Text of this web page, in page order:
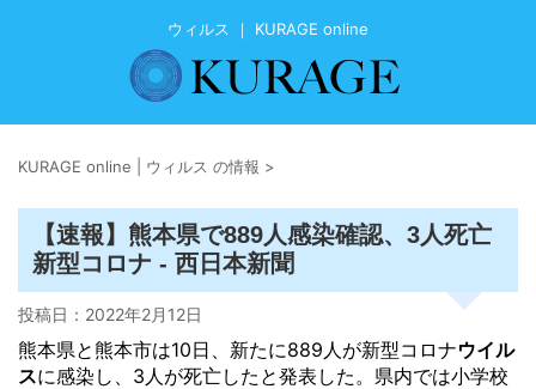
ウィルス ｜ KURAGE online
KURAGE online | ウィルス の情報 >
【速報】熊本県で889人感染確認、3人死亡
新型コロナ - 西日本新聞
投稿日： 2022年2月12日
熊本県と熊本市は10日、新たに889人が新型コロナウイル
スに感染し、3人が死亡したと発表した。県内では小学校